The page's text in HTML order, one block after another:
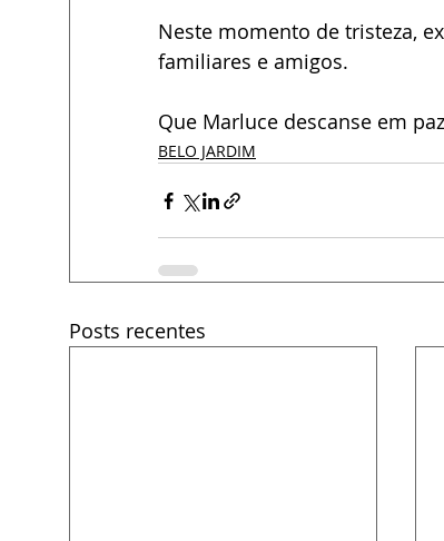
Neste momento de tristeza,
familiares e amigos.
Que Marluce descanse em
BELO JARDIM
Posts recentes